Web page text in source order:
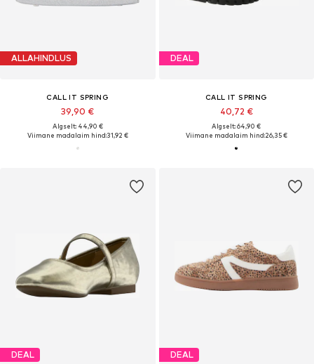
ALLAHINDLUS
CALL IT SPRING
39,90 €
Algselt: 44,90 €
Viimane madalaim hind:31,92 €
DEAL
CALL IT SPRING
40,72 €
Algselt: 64,90 €
Viimane madalaim hind:26,35 €
DEAL DEAL